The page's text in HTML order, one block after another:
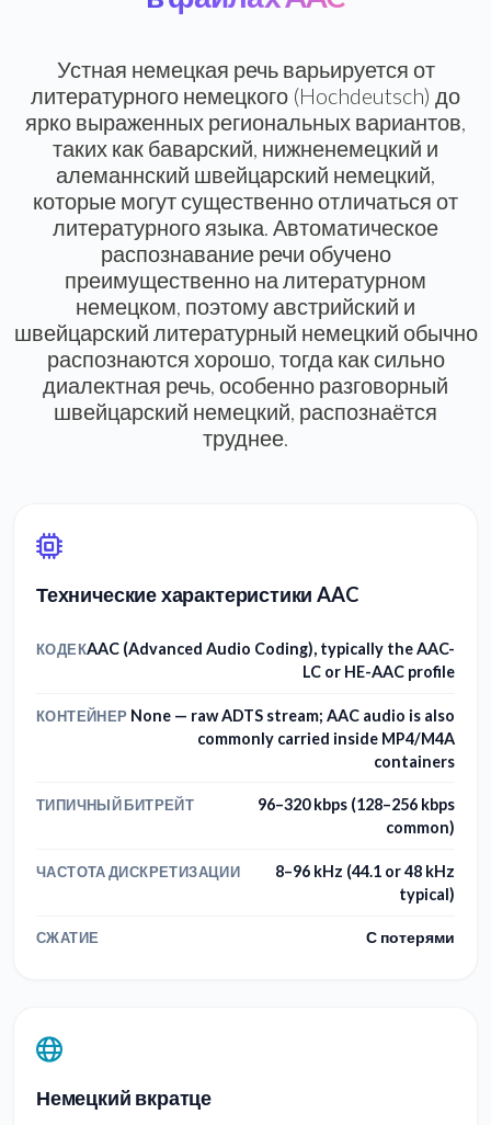
Устная немецкая речь варьируется от
литературного немецкого (Hochdeutsch) до
ярко выраженных региональных вариантов,
таких как баварский, нижненемецкий и
алеманнский швейцарский немецкий,
которые могут существенно отличаться от
литературного языка. Автоматическое
распознавание речи обучено
преимущественно на литературном
немецком, поэтому австрийский и
швейцарский литературный немецкий обычно
распознаются хорошо, тогда как сильно
диалектная речь, особенно разговорный
швейцарский немецкий, распознаётся
труднее.
Технические характеристики AAC
КОДЕКAAC (Advanced Audio Coding), typically the AAC-
LC or HE-AAC profile
КОНТЕЙНЕР None — raw ADTS stream; AAC audio is also
commonly carried inside MP4/M4A
containers
ТИПИЧНЫЙ БИТРЕЙТ
96–320 kbps (128–256 kbps
common)
ЧАСТОТА ДИСКРЕТИЗАЦИИ
8–96 kHz (44.1 or 48 kHz
typical)
СЖАТИЕ С потерями
Немецкий вкратце